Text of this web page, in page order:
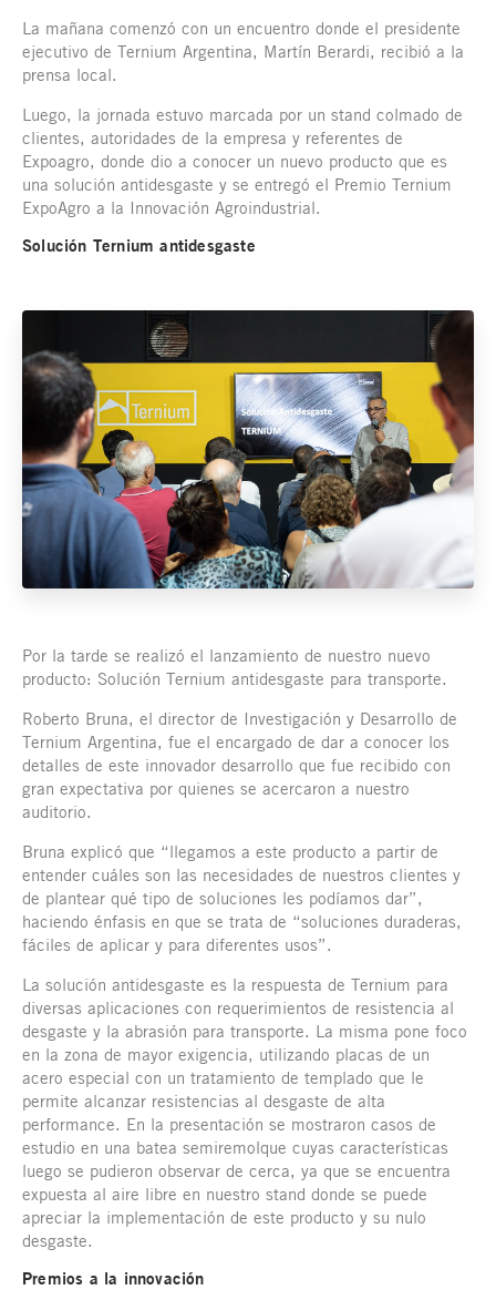
La mañana comenzó con un encuentro donde el presidente
ejecutivo de Ternium Argentina, Martín Berardi, recibió a la
prensa local.
Luego, la jornada estuvo marcada por un stand colmado de
clientes, autoridades de la empresa y referentes de
Expoagro, donde dio a conocer un nuevo producto que es
una solución antidesgaste y se entregó el Premio Ternium
ExpoAgro a la Innovación Agroindustrial.
Solución Ternium antidesgaste
Por la tarde se realizó el lanzamiento de nuestro nuevo
producto: Solución Ternium antidesgaste para transporte.
Roberto Bruna, el director de Investigación y Desarrollo de
Ternium Argentina, fue el encargado de dar a conocer los
detalles de este innovador desarrollo que fue recibido con
gran expectativa por quienes se acercaron a nuestro
auditorio.
Bruna explicó que “llegamos a este producto a partir de
entender cuáles son las necesidades de nuestros clientes y
de plantear qué tipo de soluciones les podíamos dar”,
haciendo énfasis en que se trata de “soluciones duraderas,
fáciles de aplicar y para diferentes usos”.
La solución antidesgaste es la respuesta de Ternium para
diversas aplicaciones con requerimientos de resistencia al
desgaste y la abrasión para transporte. La misma pone foco
en la zona de mayor exigencia, utilizando placas de un
acero especial con un tratamiento de templado que le
permite alcanzar resistencias al desgaste de alta
performance. En la presentación se mostraron casos de
estudio en una batea semiremolque cuyas características
luego se pudieron observar de cerca, ya que se encuentra
expuesta al aire libre en nuestro stand donde se puede
apreciar la implementación de este producto y su nulo
desgaste.
Premios a la innovación